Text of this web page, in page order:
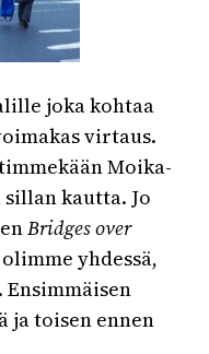
joka kohtaa
virtaus.
Moika-
sillan kautta. Jo
Bridges over
yhdessä,
ja toisen ennen